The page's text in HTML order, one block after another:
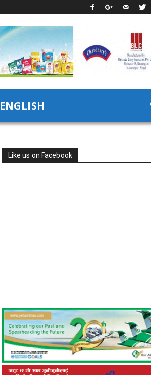
ENGLISH
Like us on Facebook